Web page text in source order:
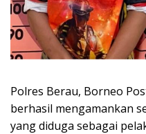
Polres Berau, Borneo
berhasil mengamankan
yang diduga sebagai